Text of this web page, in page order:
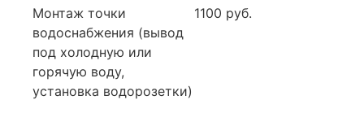
Монтаж точки
водоснабжения (вывод
под холодную или
горячую воду,
установка водорозетки)
1100 руб.